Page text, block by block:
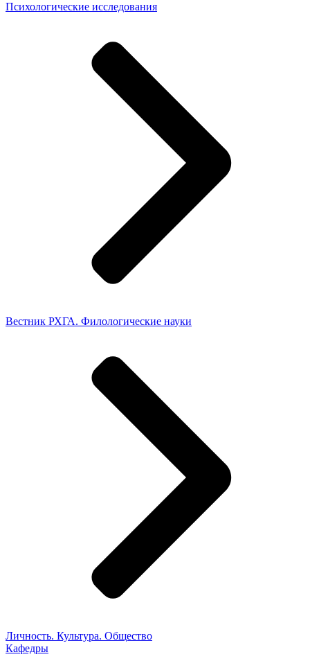
Психологические исследования
Вестник РХГА. Филологические науки
Личность. Культура. Общество
Кафедры